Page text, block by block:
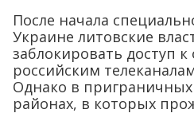
После начала
Украине литовские
заблокировать доступ
российским
Однако в приграничных
районах, в которых